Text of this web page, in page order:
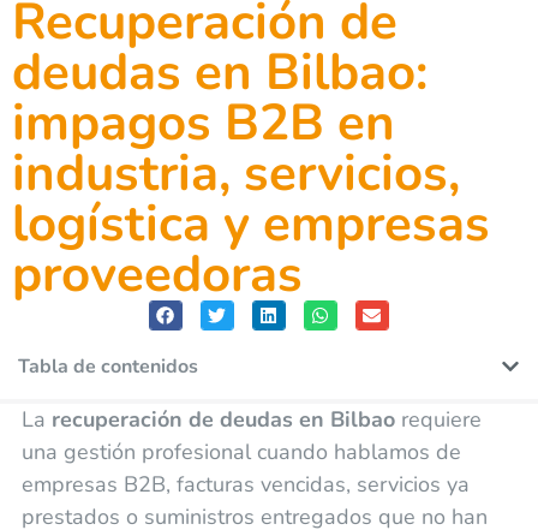
Recuperación de
deudas en Bilbao:
impagos B2B en
industria, servicios,
logística y empresas
proveedoras
Tabla de contenidos
La recuperación de deudas en Bilbaorequiere
una gestión profesional cuando hablamos de
empresas B2B, facturas vencidas, servicios ya
prestados o suministros entregados que no han